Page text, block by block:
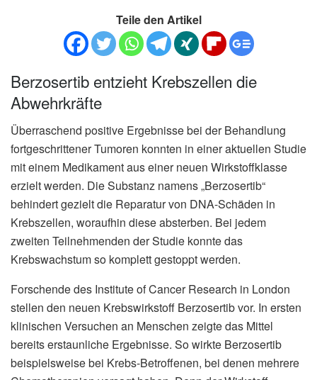
Teile den Artikel
Berzosertib entzieht Krebszellen die
Abwehrkräfte
Überraschend positive Ergebnisse bei der Behandlung
fortgeschrittener Tumoren konnten in einer aktuellen Studie
mit einem Medikament aus einer neuen Wirkstoffklasse
erzielt werden. Die Substanz namens „Berzosertib“
behindert gezielt die Reparatur von DNA-Schäden in
Krebszellen, woraufhin diese absterben. Bei jedem
zweiten Teilnehmenden der Studie konnte das
Krebswachstum so komplett gestoppt werden.
Forschende des Institute of Cancer Research in London
stellen den neuen Krebswirkstoff Berzosertib vor. In ersten
klinischen Versuchen an Menschen zeigte das Mittel
bereits erstaunliche Ergebnisse. So wirkte Berzosertib
beispielsweise bei Krebs-Betroffenen, bei denen mehrere